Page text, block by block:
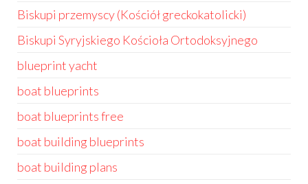
Biskupi przemyscy (Kościół greckokatolicki)
Biskupi Syryjskiego Kościoła Ortodoksyjnego
blueprint yacht
boat blueprints
boat blueprints free
boat building blueprints
boat building plans